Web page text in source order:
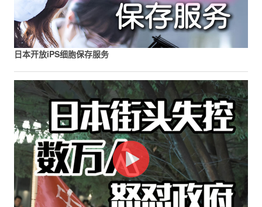
日本开放iPS细胞保存服务